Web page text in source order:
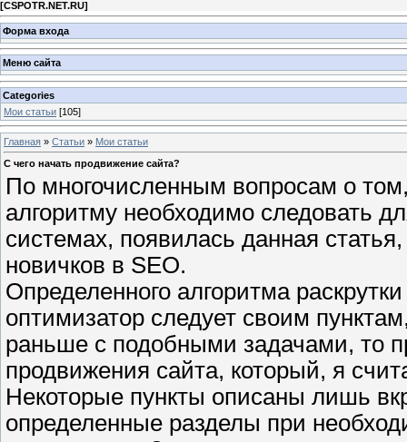
[CSPOTR.NET.RU]
Форма входа
Меню сайта
Categories
Мои статьи [105]
Главная » Статьи » Мои статьи
С чего начать продвижение сайта?
По многочисленным вопросам о том,
алгоритму необходимо следовать
системах, появилась данная
новичков в SEO.
Определенного алгоритма
оптимизатор следует своим
раньше с подобными задачами, то
продвижения сайта, который, я
Некоторые пункты описаны лишь
определенные разделы при